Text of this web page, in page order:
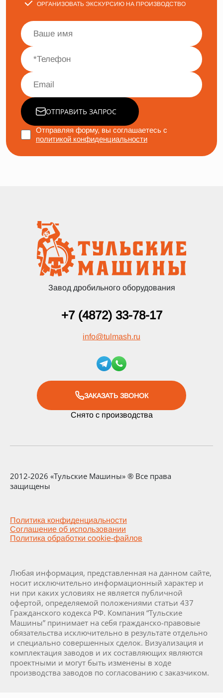
ОРГАНИЗОВАТЬ ЭКСКУРСИЮ НА ПРОИЗВОДСТВО
ОТПРАВИТЬ ЗАПРОС
Отправляя форму, вы соглашаетесь с
политикой конфиденциальности
Завод дробильного оборудования
+7 (4872) 33-78-17
info@tulmash.ru
ЗАКАЗАТЬ ЗВОНОК
Снято с производства
2012-2026 «Тульские Машины» ® Все права
защищены
Политика конфиденциальности
Соглашение об использовании
Политика обработки cookie-файлов
Любая информация, представленная на данном сайте,
носит исключительно информационный характер и
ни при каких условиях не является публичной
офертой, определяемой положениями статьи 437
Гражданского кодекса РФ. Компания “Тульские
Машины” принимает на себя гражданско-правовые
обязательства исключительно в результате отдельно
и специально совершенных сделок. Визуализация и
комплектация заводов и их составляющих являются
проектными и могут быть изменены в ходе
производства заводов по согласованию с заказчиком.